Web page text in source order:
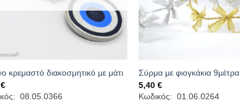
κρεμαστό διακοσμητικό με μάτι
€
08.05.0366
Σύρμα με φιογκάκια 9μέτρα
5,40€
Κωδικός: 01.06.0264